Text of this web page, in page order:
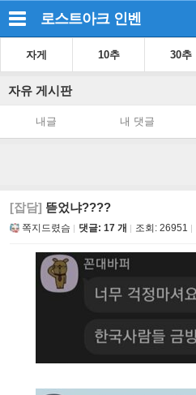
로스트아크 인벤
자게 10추 30추
자유 게시판
내글 내 댓글
[잡담] 뜯었냐????
쪽지드렸슴 댓글: 17 개 조회: 26951